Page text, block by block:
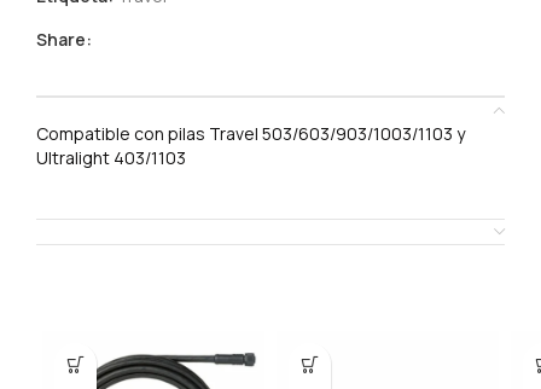
Share:
Compatible con pilas Travel 503/603/903/1003/1103 y
Ultralight 403/1103